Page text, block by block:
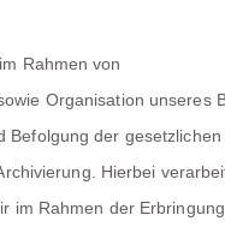
Rahmen von
Organisation unseres
Befolgung der gesetzlichen
Hierbei
im Rahmen der Erbringung